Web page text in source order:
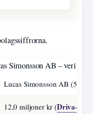
Simonsson AB –
Lucas Simonsson AB
12,0 miljoner kr (Driva-eget